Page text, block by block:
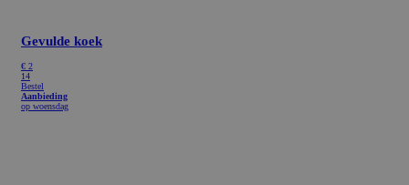
Gevulde koek
€ 2
14
Bestel
Aanbieding
op woensdag